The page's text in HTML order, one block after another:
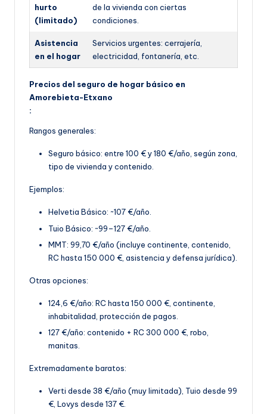
hurto
(limitado)
de la vivienda con ciertas
condiciones.
Asistencia
en el hogar
Servicios urgentes: cerrajería,
electricidad, fontanería, etc.
Precios del seguro de hogar básico en
Amorebieta-Etxano
:
Rangos generales:
Seguro básico: entre 100 € y 180 €/año, según zona,
tipo de vivienda y contenido.
Ejemplos:
Helvetia Básico: ~107 €/año.
Tuio Básico: ~99–127 €/año.
MMT: 99,70 €/año (incluye continente, contenido,
RC hasta 150 000 €, asistencia y defensa jurídica).
Otras opciones:
124,6 €/año: RC hasta 150 000 €, continente,
inhabitalidad, protección de pagos.
127 €/año: contenido + RC 300 000 €, robo,
manitas
Extremadamente baratos:
Verti desde 38 €/año (muy limitada), Tuio desde 99
€, Lovys desde 137 €.